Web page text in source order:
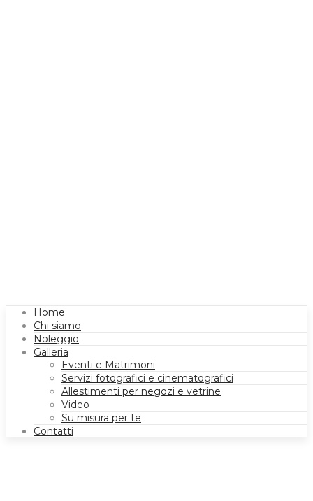
Home
Chi siamo
Noleggio
Galleria
Eventi e Matrimoni
Servizi fotografici e cinematografici
Allestimenti per negozi e vetrine
Video
Su misura per te
Contatti